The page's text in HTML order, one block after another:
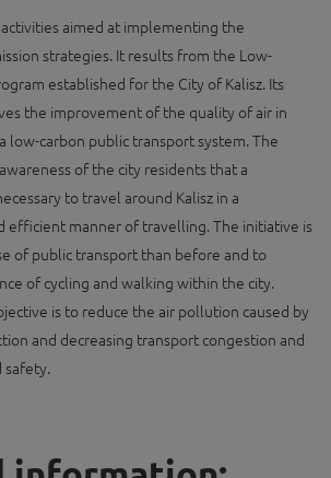
aimed at implementing the
strategies. It results from the Low-
established for the City of Kalisz. Its
the improvement of the quality of air in
low-carbon public transport system. The
of the city residents that a
to travel around Kalisz in a
efficient manner of travelling. The initiative is
of public transport than before and to
of cycling and walking within the city.
is to reduce the air pollution caused by
and decreasing transport congestion and
safety.